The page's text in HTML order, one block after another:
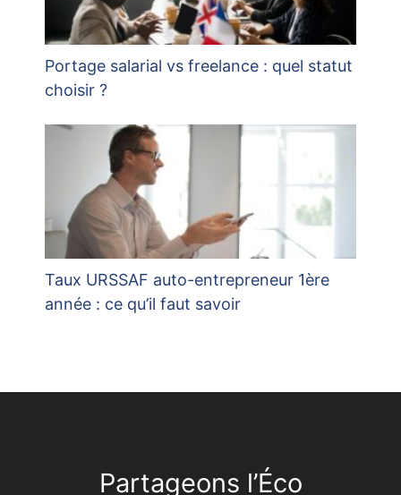
Portage salarial vs freelance : quel statut
choisir ?
Taux URSSAF auto-entrepreneur 1ère
année : ce qu’il faut savoir
Partageons l’Éco